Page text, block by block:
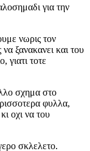
για την
νωρις τον
ξανακανει και του
γιατι τοτε
σχημα στο
φυλλα,
οχι να του
σκλελετο.